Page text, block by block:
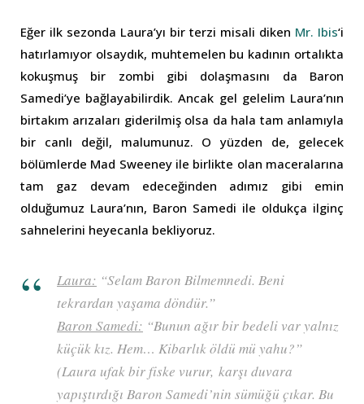
Eğer ilk sezonda Laura’yı bir terzi misali diken Mr. Ibis‘i
hatırlamıyor olsaydık, muhtemelen bu kadının ortalıkta
kokuşmuş bir zombi gibi dolaşmasını da Baron
Samedi’ye bağlayabilirdik. Ancak gel gelelim Laura’nın
birtakım arızaları giderilmiş olsa da hala tam anlamıyla
bir canlı değil, malumunuz. O yüzden de, gelecek
bölümlerde Mad Sweeney ile birlikte olan maceralarına
tam gaz devam edeceğinden adımız gibi emin
olduğumuz Laura’nın, Baron Samedi ile oldukça ilginç
sahnelerini heyecanla bekliyoruz.
Laura: “Selam Baron Bilmemnedi. Beni
tekrardan yaşama döndür.”
Baron Samedi: “Bunun ağır bir bedeli var yalnız
küçük kız. Hem… Kibarlık öldü mü yahu?”
(Laura ufak bir fiske vurur, karşı duvara
yapıştırdığı Baron Samedi’nin sümüğü çıkar. Bu